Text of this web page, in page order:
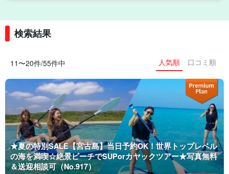
検索結果
11〜20件/55件中 人気順 口コミ順
★夏の特別SALE【宮古島】当日予約OK！世界トップレベル
の海を満喫☆絶景ビーチでSUPorカヤックツアー★写真無料
＆送迎相談可（No.917）